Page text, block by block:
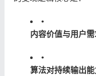
•
内容价值与用户
•
算法对持续输出